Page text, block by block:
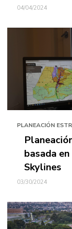
04/04/2024
PLANEACIÓN
basada
Skylines
03/30/2024